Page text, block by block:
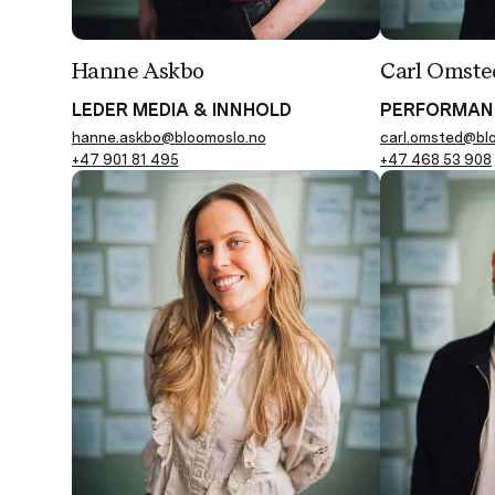
Hanne Askbo
LEDER MEDIA & INNHOLD
hanne.askbo@bloomoslo.no
+47 901 81 495
Carl
+47 468 53 908